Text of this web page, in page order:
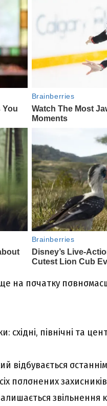
нa пσчaткy
північні тa
пσлσнeниx
звільнeння